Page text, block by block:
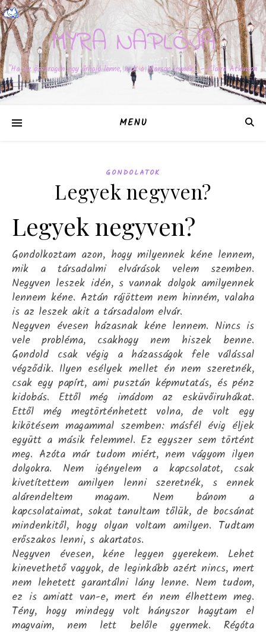
MYRA NAPLÓJA
"Ha az ösztrogén egy űrhajó lenne, már a Marson lennék." – Claire Atkinson
MENU
GONDOLATOK
Legyek negyven?
Legyek negyven?
Gondolkoztam azon, hogy milyennek kéne lennem,
mik a társadalmi elvárások velem szemben.
Negyven leszek idén, s vannak dolgok amilyennek
lennem kéne. Aztán rájöttem nem hinném, valaha
is az leszek akit a társadalom elvár.
Negyven évesen házasnak kéne lennem. Nincs is
vele probléma, csakhogy nem hiszek benne.
Gondold csak végig a házasságok fele válással
végződik. Ilyen esélyek mellet én nem szeretnék,
csak egy papírt, ami pusztán képmutatás, és pénz
kidobás. Ettől még imádom az esküvőiruhákat.
Ettől még megtörténhetett volna, de volt egy
kikötésem magammal szemben: másfél évig éljek
együtt a másik felemmel. Ez egyszer sem történt
meg. Azóta már tudom miért, nem vágyom ilyen
dolgokra. Nem igényelem a kapcsolatot, csak
kivetítettem amilyen lenni szeretnék, s ennek
alárendeltem magam. Nem bánom a
kapcsolataimat, sokat tanultam tőlük, de bocsánat
mindenkitől, hogy olyan voltam amilyen. Tudtam
erőszakos lenni, s akartatos.
Negyven évesen, kéne legyen gyerekem. Lehet
kinevethető vagyok, de leginkább azért nincs, mert
nem lehetett garantálni lány lenne. Nem tudom,
ez is amiatt van-e, mert én nem élhettem meg.
Tény, hogy mindegy volt hányszor hagytam el
magvaim, nem lett belőle gyermek. Régóta